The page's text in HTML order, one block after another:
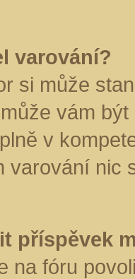
varování?
si může
vám
v
varování nic
příspěvek
na fóru